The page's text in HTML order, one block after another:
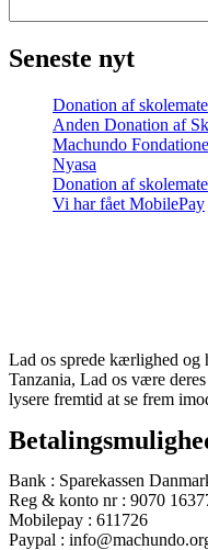
Seneste nyt
Donation af
Anden Donation af
Machundo
Nyasa
Donation af
Vi har fået MobilePay
Lad os sprede kærlighed og
Tanzania, Lad os være
lysere fremtid at se frem
Bank : Sparekassen
Reg & konto nr : 9070
Mobilepay : 611726
Paypal :